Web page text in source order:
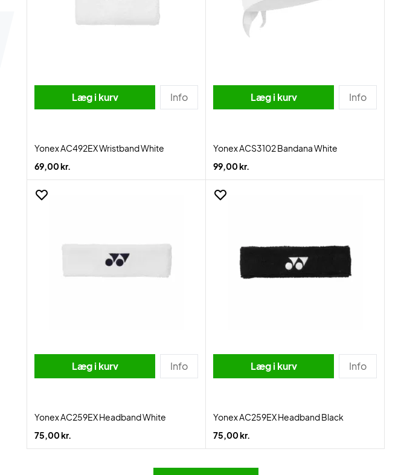
Læg i kurv Info
Yonex AC492EX Wristband White
69,00 kr.
Læg i kurv Info
Yonex ACS3102 Bandana White
99,00 kr.
Læg i kurv Info
Yonex AC259EX Headband White
75,00 kr.
Læg i kurv Info
Yonex AC259EX Headband Black
75,00 kr.